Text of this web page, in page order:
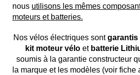
nous utilisons les mêmes
moteurs et batteries.
Nos vélos électriques sontgarantis
kit moteur vélo et batterie
soumis à la garantie constructeur
la marque et les modèles (voir fiche